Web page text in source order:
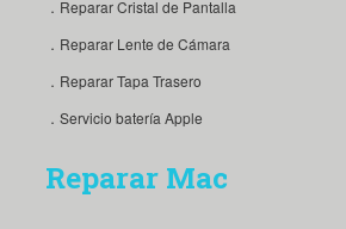
．Reparar Cristal de Pantalla
．Reparar Lente de Cámara
．Reparar Tapa Trasero
．Servicio batería Apple
Reparar Mac